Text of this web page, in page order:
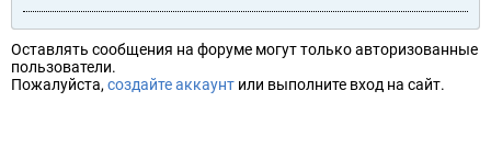
Оставлять сообщения на форуме могут только авторизованные
пользователи.
Пожалуйста, создайте аккаунт или выполните вход на сайт.